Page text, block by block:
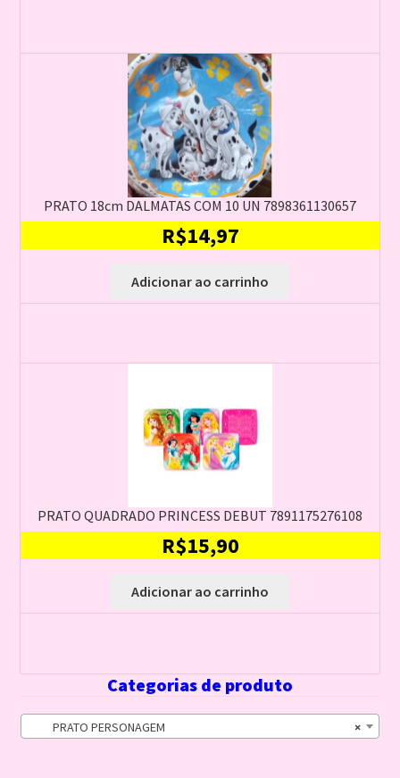
PRATO 18cm DALMATAS COM 10 UN 7898361130657
R$14,97
Adicionar ao carrinho
PRATO QUADRADO PRINCESS DEBUT 7891175276108
R$15,90
Adicionar ao carrinho
Categorias de produto
×
PRATO PERSONAGEM